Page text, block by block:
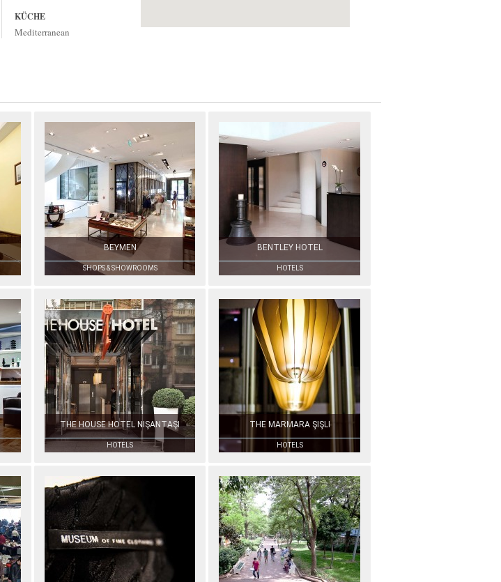
KÜCHE
Mediterranean
BEYMEN
SHOPS & SHOWROOMS
BENTLEY HOTEL
HOTELS
THE HOUSE HOTEL NIŞANTAŞI
HOTELS
THE MARMARA ŞIŞLI
HOTELS